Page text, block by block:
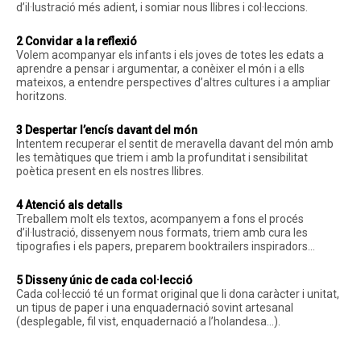
d’il·lustració més adient, i somiar nous llibres i col·leccions.
2 Convidar a la reflexió
Volem acompanyar els infants i els joves de totes les edats a
aprendre a pensar i argumentar, a conèixer el món i a ells
mateixos, a entendre perspectives d’altres cultures i a ampliar
horitzons.
3 Despertar l’encís davant del món
Intentem recuperar el sentit de meravella davant del món amb
les temàtiques que triem i amb la profunditat i sensibilitat
poètica present en els nostres llibres.
4 Atenció als detalls
Treballem molt els textos, acompanyem a fons el procés
d’il·lustració, dissenyem nous formats, triem amb cura les
tipografies i els papers, preparem booktrailers inspiradors…
5 Disseny únic de cada col·lecció
Cada col·lecció té un format original que li dona caràcter i unitat,
un tipus de paper i una enquadernació sovint artesanal
(desplegable, fil vist, enquadernació a l’holandesa…).